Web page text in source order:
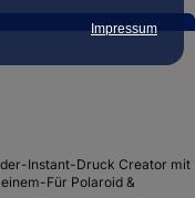
Impressum